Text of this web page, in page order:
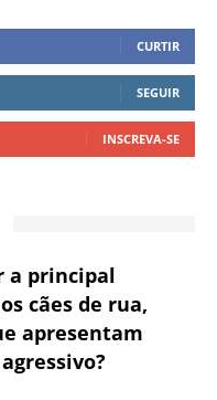
CURTIR
SEGUIR
INSCREVA-SE
a principal
cães de rua,
apresentam